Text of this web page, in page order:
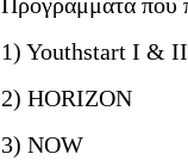
1) Youthstart I & II
2) HORIZON
3) NOW